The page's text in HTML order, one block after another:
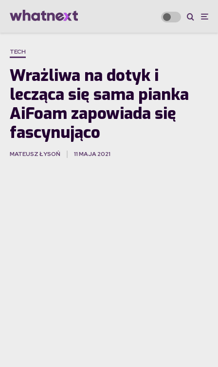
TECH
Wrażliwa na dotyk i
lecząca się sama pianka
AiFoam zapowiada się
fascynująco
MATEUSZ ŁYSOŃ 11 MAJA 2021